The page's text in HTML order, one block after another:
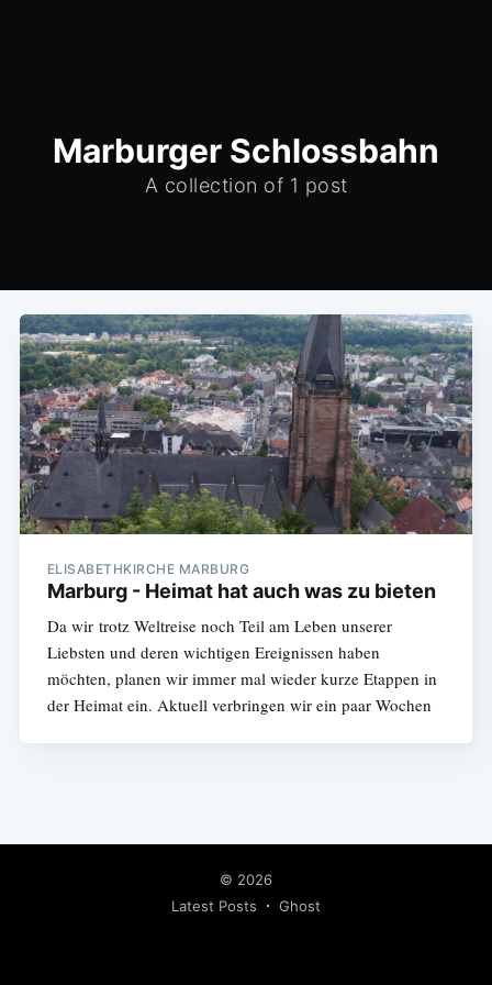
Marburger Schlossbahn
A collection of 1 post
ELISABETHKIRCHE MARBURG
Marburg - Heimat hat auch was zu bieten
Da wir trotz Weltreise noch Teil am Leben unserer
Liebsten und deren wichtigen Ereignissen haben
möchten, planen wir immer mal wieder kurze Etappen in
der Heimat ein. Aktuell verbringen wir ein paar Wochen
© 2026
Latest Posts
Ghost